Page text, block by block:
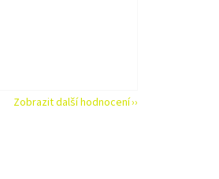
hvězdiček.
Zobrazit další hodnocení